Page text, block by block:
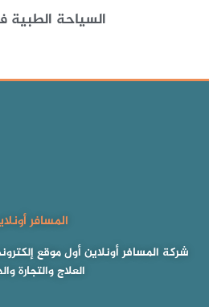
السياحة الطبية
المسافر
شركة المسافر أونلاين أول موقع
العلاج والتجارة